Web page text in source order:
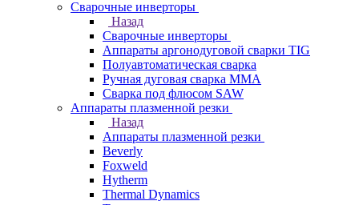
Сварочные инверторы
Назад
Сварочные инверторы
Аппараты аргонодуговой сварки TIG
Полуавтоматическая сварка
Ручная дуговая сварка MMA
Сварка под флюсом SAW
Аппараты плазменной резки
Назад
Аппараты плазменной резки
Beverly
Foxweld
Hytherm
Thermal Dynamics